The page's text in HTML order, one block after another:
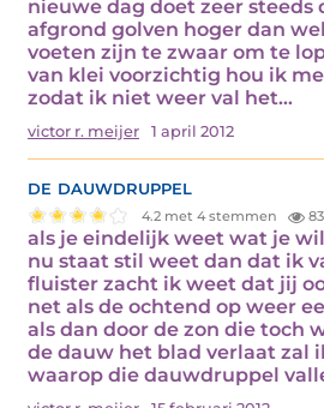
nieuwe dag doet zeer steeds
afgrond golven hoger dan
voeten zijn te zwaar om te
van klei voorzichtig hou ik
zodat ik niet weer val het…
victor r. meijer 1 april 2012
de dauwdruppel
4.2 met 4 stemmen
als je eindelijk weet wat je
nu staat stil weet dan dat ik
fluister zacht ik weet dat jij
net als de ochtend op weer
als dan door de zon die toch
de dauw het blad verlaat zal
waarop die dauwdruppel